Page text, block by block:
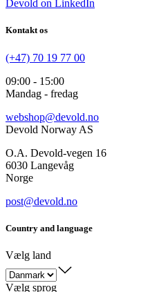
Devold on LinkedIn
Kontakt os
(+47) 70 19 77 00
09:00 - 15:00
Mandag - fredag
webshop@devold.no
Devold Norway AS
O.A. Devold-vegen 16
6030 Langevåg
Norge
post@devold.no
Country and language
Vælg land
Vælg sprog